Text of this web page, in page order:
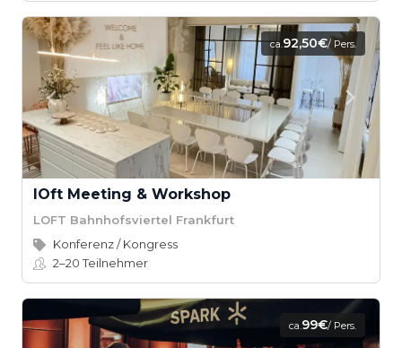
ca.92,50€/ Pers.
lOft Meeting & Workshop
LOFT Bahnhofsviertel Frankfurt
Konferenz / Kongress
2–20Teilnehmer
ca.99€/ Pers.